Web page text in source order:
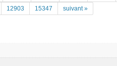
12903 15347 suivant »